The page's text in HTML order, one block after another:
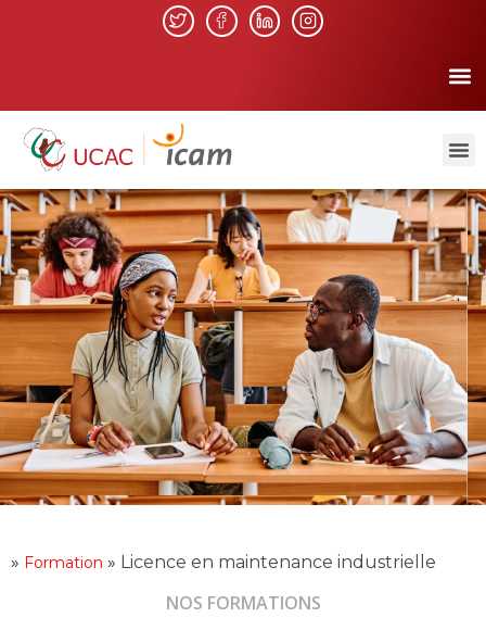
» Formation » Licence en maintenance industrielle
NOS FORMATIONS